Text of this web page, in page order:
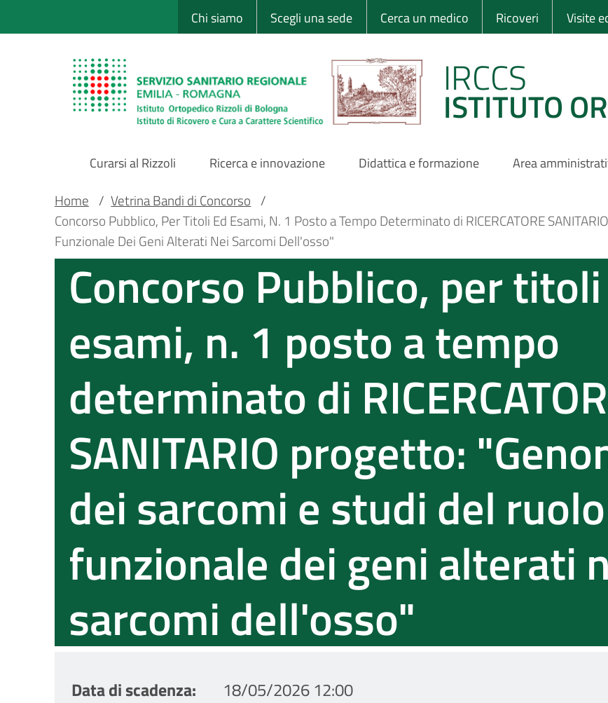
al
Sito Web Istituto Ortopedico
Chi siamo Scegli una sede Cerca un medico Ricoveri Visite
IRCCS
ISTITUTO
Main
Navigation
Curarsi al Rizzoli Ricerca e innovazione Didattica e formazione Area
Main container
Briciole
pane
Home / Vetrina Bandi di Concorso /
Concorso Pubblico, Per Titoli Ed Esami, N. 1 Posto a Tempo Determinato di RICERCATORE
Funzionale Dei Geni Alterati Nei Sarcomi Dell'osso"
Concorso Pubblico, per
esami, n. 1 posto a tempo
determinato di
SANITARIO progetto:
dei sarcomi e studi del ruolo
funzionale dei geni alterati
sarcomi dell'osso"
Data di scadenza 18/05/2026 12:00